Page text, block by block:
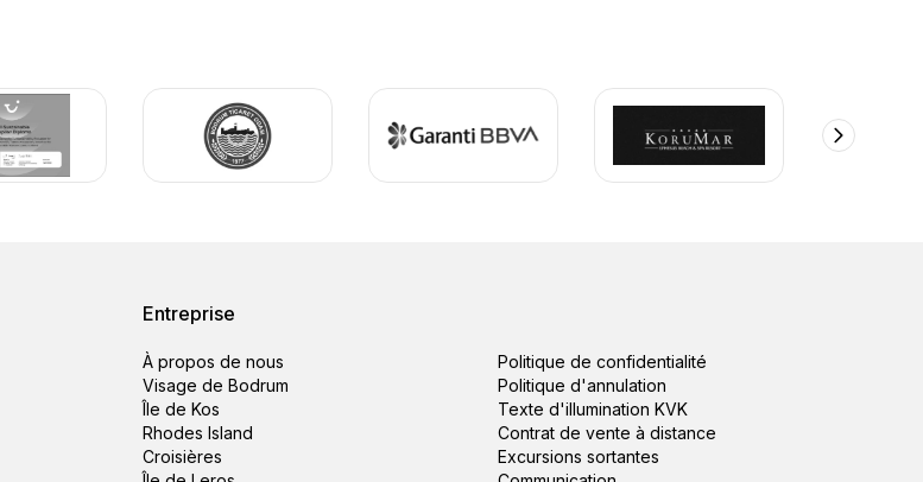
Entreprise
À propos de nous
Politique de confidentialité
Visage de Bodrum
Politique d'annulation
Île de Kos
Texte d'illumination KVK
Rhodes Island
Contrat de vente à distance
Croisières
Excursions sortantes